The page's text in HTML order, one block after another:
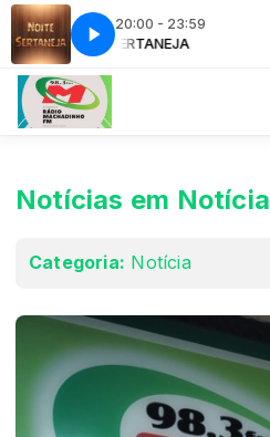
20:00 - 23:59
NOITE SERTANEJA
Notícias em Notícia
Categoria: Notícia